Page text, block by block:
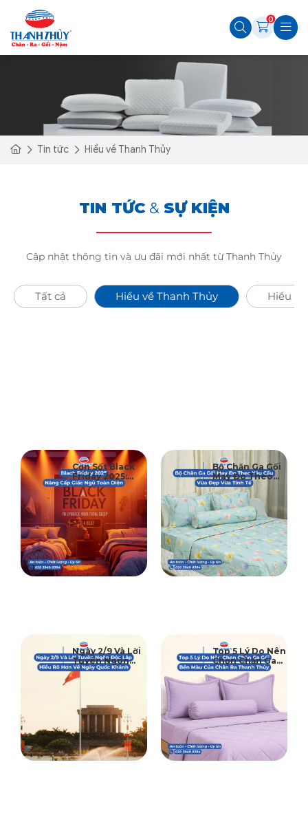
0
Tin tức Hiểu về Thanh Thủy
TIN TỨC& SỰ KIỆN
Cập nhật thông tin và ưu đãi mới nhất từ Thanh Thủy
Tất cả Hiểu về Thanh Thủy Hiểu
26
11-2025
Cơn Sốt Black
Friday 2025:
Thời Điểm Vàng
Để Nâng Cấp
Giấc Ngủ Toàn
Diện
30
10-2025
Bộ Chăn Ga Gối
May Đo Theo
Yêu Cầu Đẹp
Từng Centimét
29
08-2025
Ngày 2/9 Và Lời
Tuyên Ngôn
Độc Lập Của
Chủ Tịch Hồ Chí
Quốc Khánh
Của Dân Tộc
Việt
14
08-2025
Top 5 Lý Do Nên
Chọn Chăn Ga
Gối Bền Màu
Của Chăn Ra
Thanh Thủy
Cho Giấc Ngủ
Ngon Cả Năm